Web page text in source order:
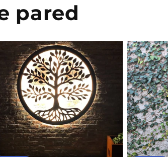
pared